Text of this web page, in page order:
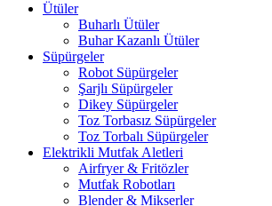
Ütüler
Buharlı Ütüler
Buhar Kazanlı Ütüler
Süpürgeler
Robot Süpürgeler
Şarjlı Süpürgeler
Dikey Süpürgeler
Toz Torbasız Süpürgeler
Toz Torbalı Süpürgeler
Elektrikli Mutfak Aletleri
Airfryer & Fritözler
Mutfak Robotları
Blender & Mikserler